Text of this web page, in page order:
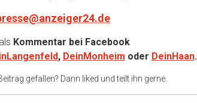
Kommentar bei Facebook
, DeinMonheim oder DeinHaan.
gefallen? Dann liked und teilt ihn gerne.